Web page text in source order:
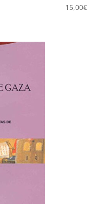
15,00€